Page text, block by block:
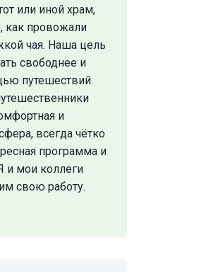
или иной храм,
как провожали
чая. Наша цель
свободнее и
путешествий.
и
всегда чётко
программа и
и мои коллеги
свою работу.